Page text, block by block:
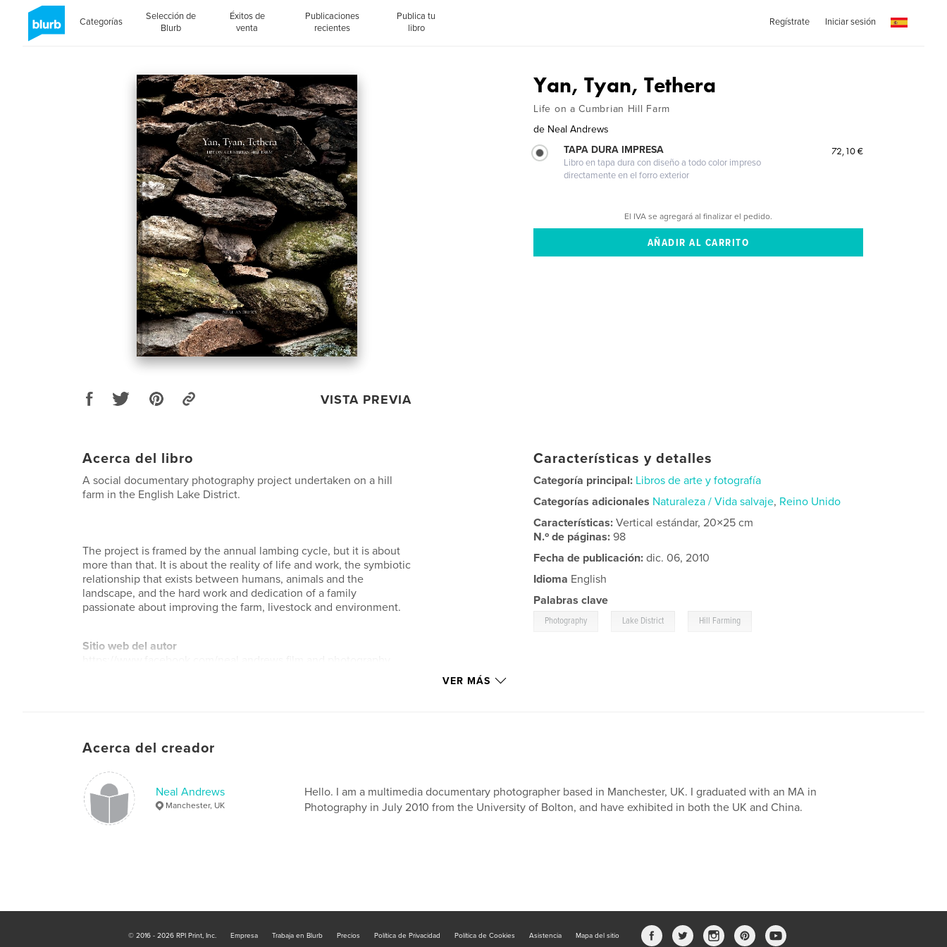
Categorías
Selección de
Blurb
Éxitos de
venta
Publicaciones
recientes
Publica tu
libro
Regístrate Iniciar sesión
VISTA PREVIA
Yan, Tyan, Tethera
Life on a Cumbrian Hill Farm
de Neal Andrews
TAPA DURA IMPRESA
Libro en tapa dura con diseño a todo color impreso
directamente en el forro exterior
72,10 €
El IVA se agregará al finalizar el pedido.
Acerca del libro
A social documentary photography project undertaken on a hill
farm in the English Lake District.
The project is framed by the annual lambing cycle, but it is about
more than that. It is about the reality of life and work, the symbiotic
relationship that exists between humans, animals and the
landscape, and the hard work and dedication of a family
passionate about improving the farm, livestock and environment.
Sitio web del autor
Características y detalles
Categoría principal: Libros de arte y fotografía
Categorías adicionales Naturaleza / Vida salvaje, Reino Unido
Características:Vertical estándar, 20×25 cm
N.º de páginas:98
Fecha de publicación: dic. 06, 2010
Idioma English
Palabras clave
Photography Lake District Hill Farming
VER MÁS
Acerca del creador
Neal Andrews
Manchester, UK
Hello. I am a multimedia documentary photographer based in Manchester, UK. I graduated with an MA in
Photography in July 2010 from the University of Bolton, and have exhibited in both the UK and China.
© 2016 - 2026 RPI Print, Inc. Empresa Trabaja en Blurb Precios Política de Privacidad Política de Cookies Asistencia Mapa del sitio